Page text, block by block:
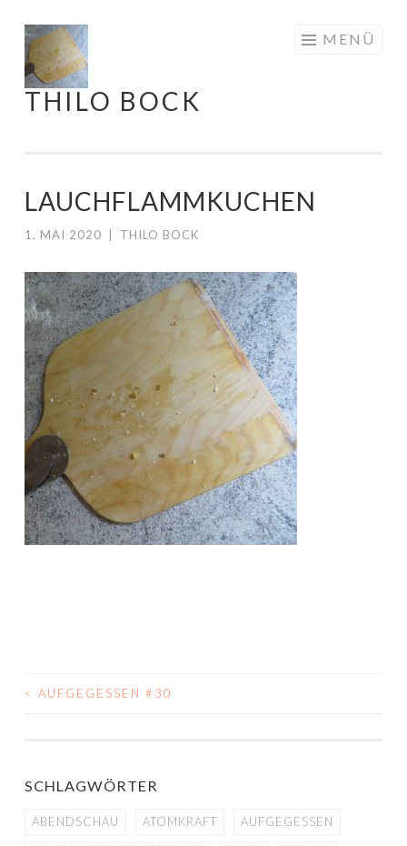
Springe
zum
Inhalt
THILO BOCK
MENÜ
LAUCHFLAMMKUCHEN
1. MAI 2020 THILO BOCK
BEITRAGS-
< AUFGEGESSEN #30
SCHLAGWÖRTER
ABENDSCHAU ATOMKRAFT AUFGEGESSEN